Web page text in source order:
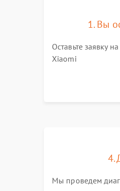
1. Вы
Оставьте заявку
Xiaomi
4.
Мы проведем